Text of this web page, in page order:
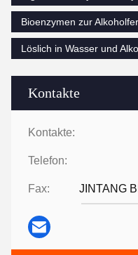
Kontakte
Kontakte:
Telefon:
Fax: JINTANG
Bioenzymen zur
Löslich in Wasser und